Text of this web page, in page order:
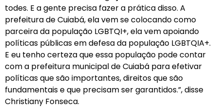
todes. E a gente precisa fazer a prática disso. A
prefeitura de Cuiabá, ela vem se colocando como
parceira da população LGBTQI+, ela vem apoiando
políticas públicas em defesa da população LGBTQIA+.
E eu tenho certeza que essa população pode contar
com a prefeitura municipal de Cuiabá para efetivar
políticas que são importantes, direitos que são
fundamentais e que precisam ser garantidos.”, disse
Christiany Fonseca.